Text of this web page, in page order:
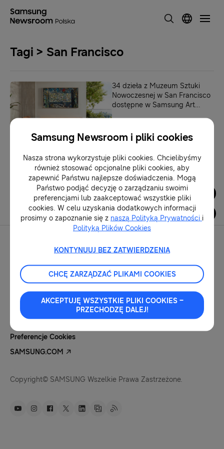
Tagi > San Francisco
34 dzieła z Muzeum Sztuki
Nowoczesnej w San Francisco
dostępne w Samsung Art
09-04-2026
1
Dla Mediów
Kontakt Dla Mediów
Nota Prawna
Polityka Prywatności
Pliki Cookies
Preferencje Cookies
SAMSUNG.COM
Copyright© SAMSUNG Wszelkie Prawa Zastrzeżone.
Samsung Newsroom i pliki cookies
Nasza strona wykorzystuje pliki cookies. Chcielibyśmy
również stosować opcjonalne pliki cookies, aby
zapewnić Państwu najlepsze doświadczenia. Mogą
Państwo podjąć decyzję o zarządzaniu swoimi
preferencjami lub zaakceptować wszystkie pliki
cookies. W celu uzyskania dodatkowych informacji
prosimy o zapoznanie się z naszą Polityką Prywatności i
Polityką Plików Cookies
KONTYNUUJ BEZ ZATWIERDZENIA
CHCĘ ZARZĄDZAĆ PLIKAMI COOKIES
AKCEPTUJĘ WSZYSTKIE PLIKI COOKIES –
PRZECHODZĘ DALEJ!